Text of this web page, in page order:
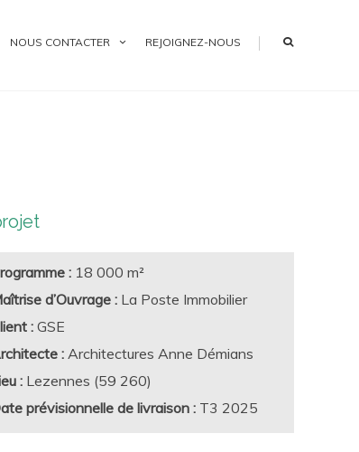
NOUS CONTACTER REJOIGNEZ-NOUS |
:18 000 m²
d’Ouvrage :La Poste Immobilier
:GSE
:Architectures Anne Démians
:Lezennes (59 260)
prévisionnelle de livraison :T3 2025